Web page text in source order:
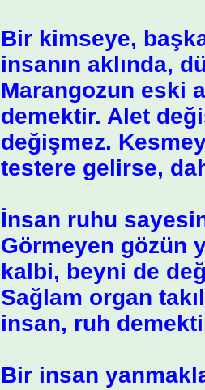
Bir kimseye,
insanın aklında,
Marangozun eski
demektir. Alet
değişmez.
testere gelirse,
İnsan ruhu
Görmeyen gözün
kalbi, beyni de
Sağlam organ
insan, ruh
Bir insan